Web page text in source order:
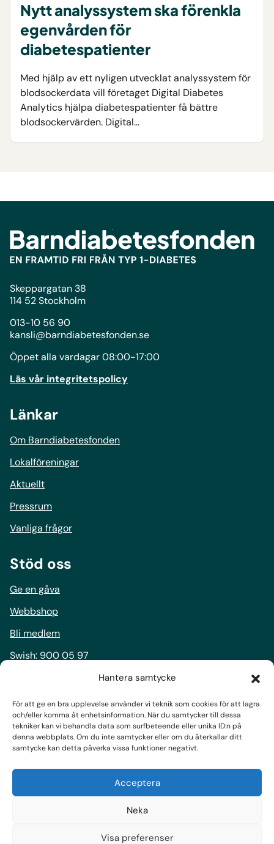
Hantera samtycke
För att ge en bra upplevelse använder vi teknik som cookies för att lagra
och/eller komma åt enhetsinformation. När du samtycker till dessa
tekniker kan vi behandla data som surfbeteende eller unika ID:n på
denna webbplats. Om du inte samtycker eller om du återkallar ditt
samtycke kan detta påverka vissa funktioner negativt.
Acceptera
Neka
Visa preferenser
Nytt analyssystem ska förenkla
egenvården för
diabetespatienter
Med hjälp av ett nyligen utvecklat analyssystem för
blodsockerdata vill företaget Digital Diabetes
Analytics hjälpa diabetespatienter få bättre
blodsockervärden. Digital…
Skeppargatan 38
114 52 Stockholm
013-10 56 90
kansli@barndiabetesfonden.se
Öppet alla vardagar 08:00-17:00
Läs vår integritetspolicy
Länkar
Om Barndiabetesfonden
Lokalföreningar
Aktuellt
Pressrum
Vanliga frågor
Stöd oss
Ge en gåva
Webbshop
Bli medlem
Swish: 900 05 97
900-0597
Följ oss
Facebook
Prenumerera på nyhetsbrev